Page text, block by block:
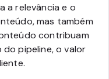
a relevância e o
mas também
contribuam
pipeline, o valor